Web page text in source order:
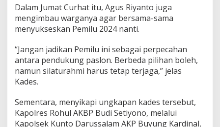
Dalam Jumat Curhat itu, Agus Riyanto juga
mengimbau warganya agar bersama-sama
menyukseskan Pemilu 2024 nanti.
“Jangan jadikan Pemilu ini sebagai perpecahan
antara pendukung paslon. Berbeda pilihan boleh,
namun silaturahmi harus tetap terjaga,” jelas
Kades.
Sementara, menyikapi ungkapan kades tersebut,
Kapolres Rohul AKBP Budi Setiyono, melalui
Kapolsek Kunto Darussalam AKP Buyung Kardinal,